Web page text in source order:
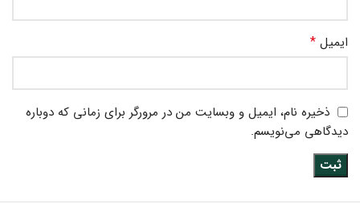
ایمیل *
ذخیره نام، ایمیل و وبسایت من در مرورگر برای زمانی که دوباره
دیدگاهی می‌نویسم.